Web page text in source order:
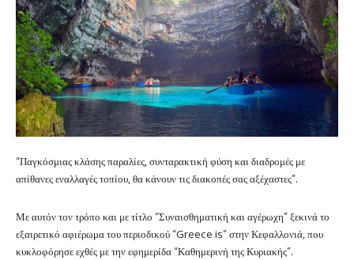
“Παγκόσμιας κλάσης παραλίες, συνταρακτική φύση και διαδρομές με
απίθανες εναλλαγές τοπίου, θα κάνουν τις διακοπές σας αξέχαστες”.
Με αυτόν τον τρόπο και με τίτλο “Συναισθηματική και αγέρωχη” ξεκινά το
εξαιρετικό αφιέρωμα του περιοδικού “Greece is” στην Κεφαλλονιά, που
κυκλοφόρησε εχθές με την εφημερίδα “Καθημερινή της Κυριακής”.